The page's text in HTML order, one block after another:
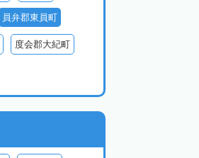
員弁郡東員町
度会郡大紀町